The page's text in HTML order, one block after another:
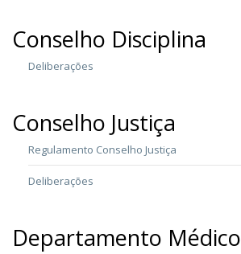
Conselho Disciplina
Deliberações
Conselho Justiça
Regulamento Conselho Justiça
Deliberações
Departamento Médico